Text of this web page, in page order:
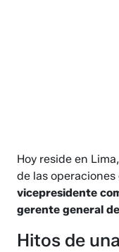
Hoy reside en
de las
vicepresidente
gerente general
Hitos de